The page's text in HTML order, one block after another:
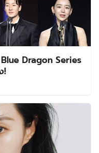
Dragon Series
!